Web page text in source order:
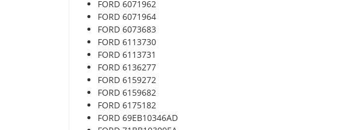
FORD 6071962
FORD 6071964
FORD 6073683
FORD 6113730
FORD 6113731
FORD 6136277
FORD 6159272
FORD 6159682
FORD 6175182
FORD 69EB10346AD